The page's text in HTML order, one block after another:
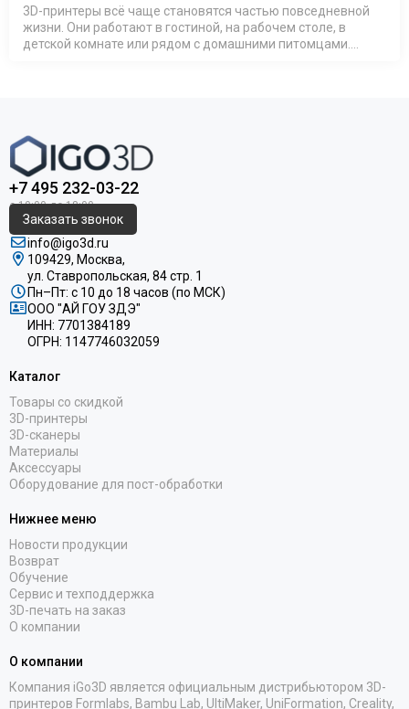
3D-принтеры всё чаще становятся частью повседневной
жизни. Они работают в гостиной, на рабочем столе, в
детской комнате или рядом с домашними питомцами.
+7 495 232-03-22
Заказать звонок
info@igo3d.ru
109429, Москва,
ул. Ставропольская, 84 стр. 1
Пн–Пт: с 10 до 18 часов (по МСК)
ООО "АЙ ГОУ ЗДЭ"
ИНН: 7701384189
ОГРН: 1147746032059
Каталог
Товары со скидкой
3D-принтеры
3D-сканеры
Материалы
Аксессуары
Оборудование для пост-обработки
Нижнее меню
Новости продукции
Возврат
Обучение
Сервис и техподдержка
3D-печать на заказ
О компании
О компании
Компания iGo3D является официальным дистрибьютором 3D-
принтеров Formlabs, Bambu Lab, UltiMaker, UniFormation, Creality,